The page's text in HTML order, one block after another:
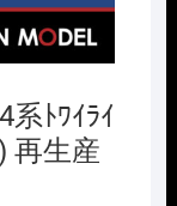
系ﾄﾜｲﾗｲ
再生産